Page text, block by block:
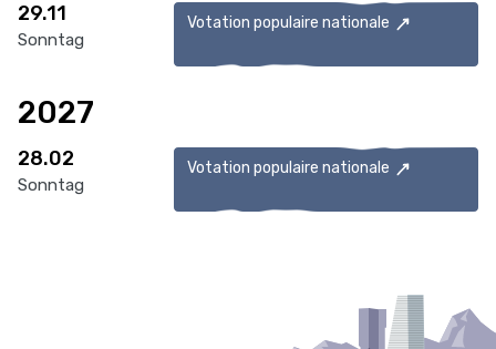
29.11
Sonntag
Votation populaire nationale
2027
28.02
Sonntag
Votation populaire nationale